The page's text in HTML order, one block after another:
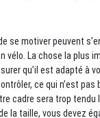
se motiver peuvent
vélo. La chose la plus
qu’il est adapté à
ce qui n’est pas
cadre sera trop tendu
la taille, vous devez